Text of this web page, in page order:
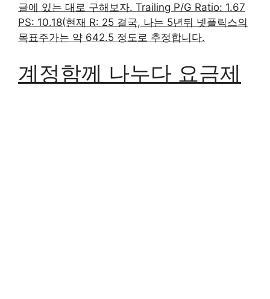
글에 있는 대로 구해보자. Trailing P/G Ratio: 1.67
PS: 10.18(현재 R: 25 결국, 나는 5년뒤 넷플릭스의
목표주가는 약 642.5 정도로 추정합니다.
계정함께 나누다 요금제